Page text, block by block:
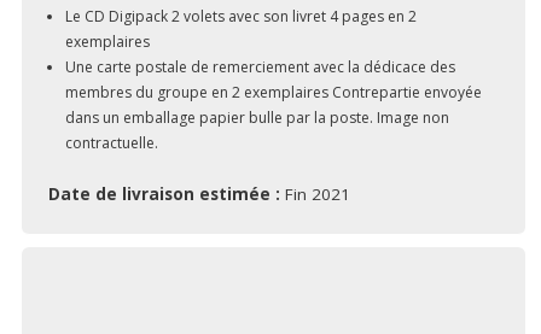
Le CD Digipack 2 volets avec son livret 4 pages en 2
exemplaires
Une carte postale de remerciement avec la dédicace des
membres du groupe en 2 exemplaires Contrepartie envoyée
dans un emballage papier bulle par la poste. Image non
contractuelle.
Date de livraison estimée : Fin 2021